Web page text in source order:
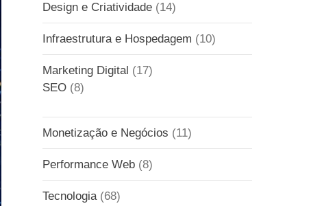
Design e Criatividade (14)
Infraestrutura e Hospedagem (10)
Marketing Digital (17)
SEO (8)
Monetização e Negócios (11)
Performance Web (8)
Tecnologia(68)